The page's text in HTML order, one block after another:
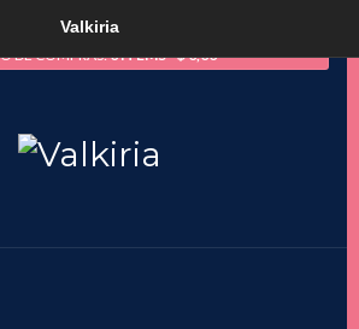
Valkiria
DE COMPRAS:0 ITEMS $0,00